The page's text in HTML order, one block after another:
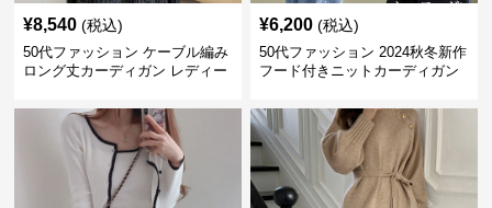
¥8,540 (税込)
50代ファッション ケーブル編み
ロング丈カーディガン レディー
¥6,200 (税込)
50代ファッション 2024秋冬新作
フード付きニットカーディガン